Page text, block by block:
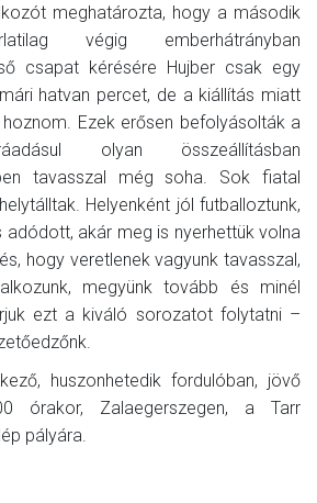
meghatározta, hogy a második
végig emberhátrányban
csapat kérésére Hujber csak egy
hatvan percet, de a kiállítás miatt
Ezek erősen befolyásolták a
olyan összeállításban
tavasszal még soha. Sok fiatal
Helyenként jól futballoztunk,
adódott, akár meg is nyerhettük volna
hogy veretlenek vagyunk tavasszal,
megyünk tovább és minél
ezt a kiváló sorozatot folytatni –
huszonhetedik fordulóban, jövő
órakor, Zalaegerszegen, a Tarr
pályára.